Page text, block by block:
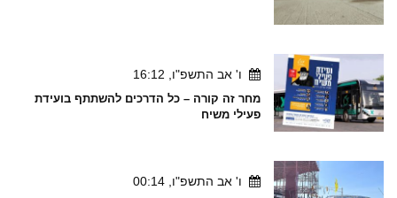
ו' אב התשפ"ו, 16:12
מחר זה קורה – כל הדרכים להשתתף בועידת
פעילי משיח
ו' אב התשפ"ו, 00:14